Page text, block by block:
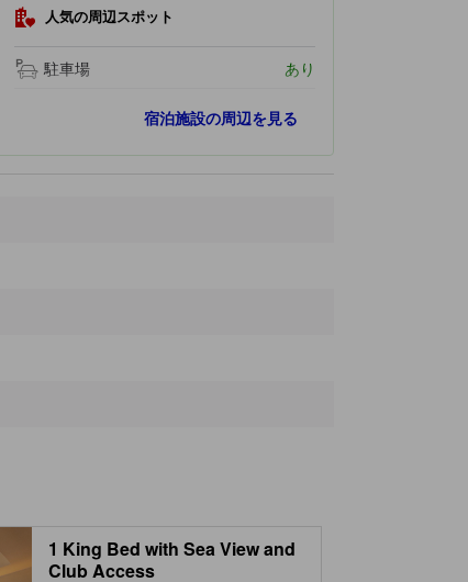
人気の周辺スポット
駐車場 あり
宿泊施設の周辺を見る
1 King Bed with Sea View and
Club Access